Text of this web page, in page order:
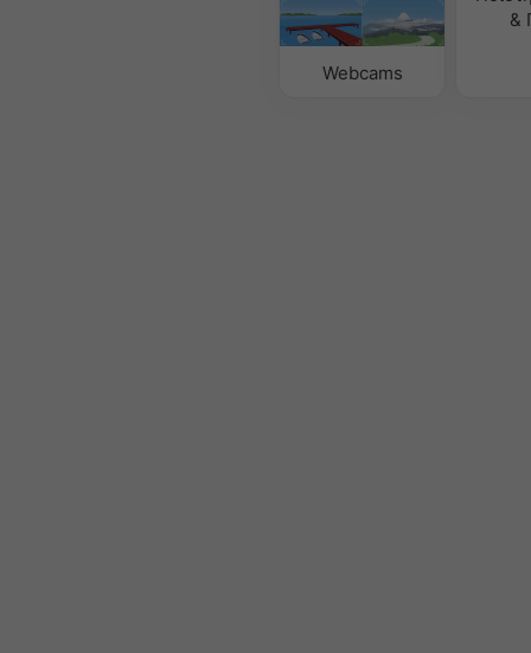
Webcams
&